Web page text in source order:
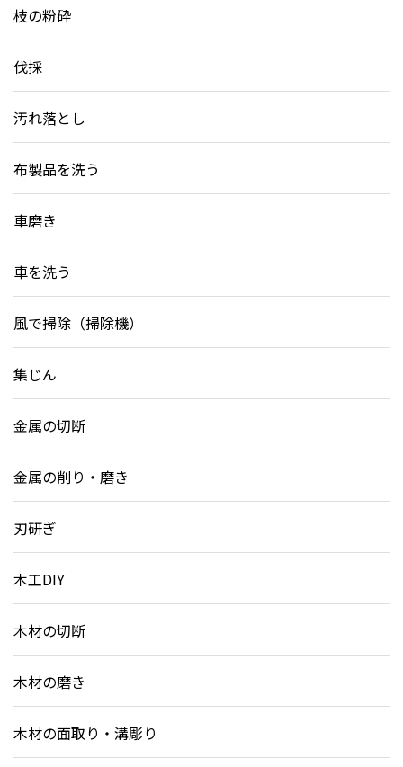
枝の粉砕
伐採
汚れ落とし
布製品を洗う
車磨き
車を洗う
風で掃除（掃除機）
集じん
金属の切断
金属の削り・磨き
刃研ぎ
木工DIY
木材の切断
木材の磨き
木材の面取り・溝彫り